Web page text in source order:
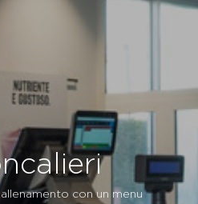
con un menu